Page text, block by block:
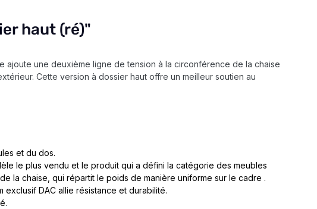
haut (ré)"
une deuxième ligne de tension à la circonférence de la chaise
Cette version à dossier haut offre un meilleur soutien au
et du dos.
le plus vendu et le produit qui a défini la catégorie des meubles
la chaise, qui répartit le poids de manière uniforme sur le cadre .
exclusif DAC allie résistance et durabilité.